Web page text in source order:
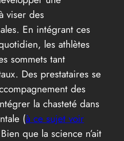
viser des
En intégrant ces
les athlètes
sommets tant
Des prestataires se
des
la chasteté dans
(à ce sujet voir
que la science n’ait